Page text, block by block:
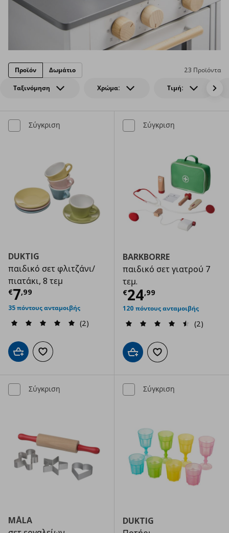
Ταξινόμηση Χρώμα: Τιμή:
23 Προϊόντα
Προϊόν Δωμάτιο
Σύγκριση
DUKTIG
παιδικό σετ φλιτζάνι/
πιατάκι, 8 τεμ
€7,99
Τρέχουσα τιμή € 7,99
35 πόντους ανταμοιβής
(2)
Προσθήκη στο καλάθι
Προσθήκη στα αγαπημένα
Σύγκριση
BARKBORRE
παιδικό σετ γιατρού 7
τεμ.
€24,99
Τρέχουσα
120 πόντους ανταμοιβής
(2)
Προσθήκη στο καλάθι
Προσθήκη στα
Σύγκριση
MÅLA
Σύγκριση
DUKTIG